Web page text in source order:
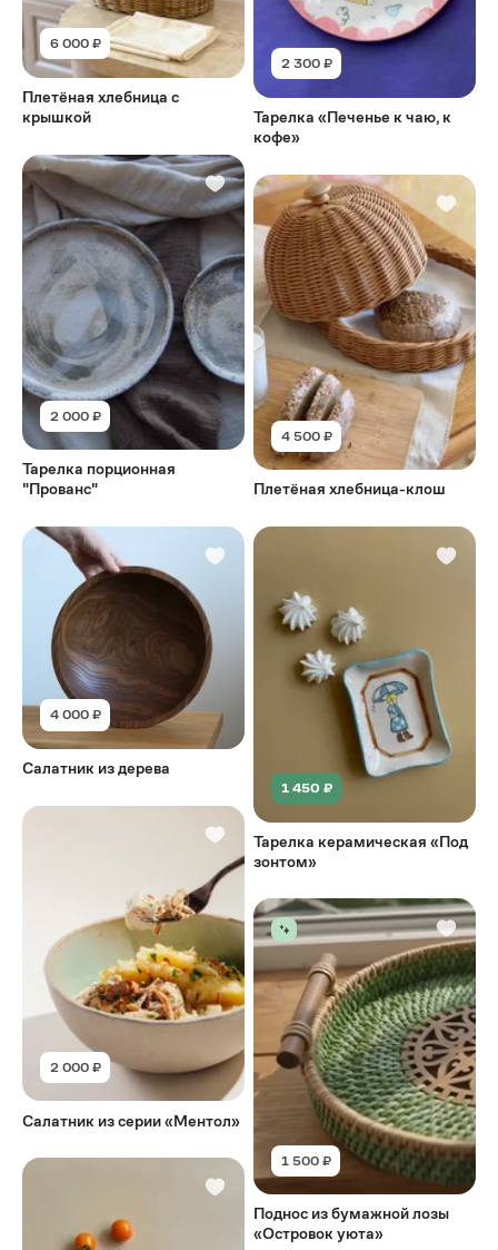
6 000 ₽
Плетёная хлебница с
крышкой
2 000 ₽
Тарелка порционная
"Прованс"
4 000 ₽
Салатник из дерева
2 000 ₽
Салатник из серии «Ментол»
2 300 ₽
Тарелка «Печенье к чаю, к
кофе»
4 500 ₽
Плетёная хлебница-клош
1 450 ₽
Тарелка керамическая «Под
зонтом»
1 500 ₽
Поднос из бумажной лозы
«Островок уюта»